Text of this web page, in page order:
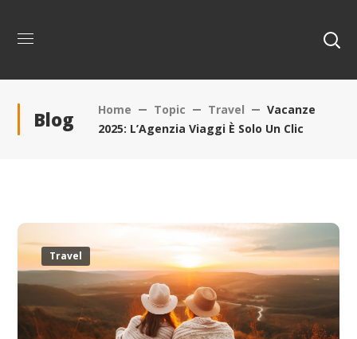
Blog Home Topic Travel
Vacanze
2025: L’Agenzia Viaggi È Solo Un Clic
Travel